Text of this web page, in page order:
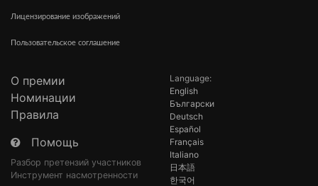
Лицензирование изображений
Пользовательское соглашение
О премии
Номинации
Правила
Помощь
Разбор претензий участников
Инструмент насмотренности
Language:
English
Български
Deutsch
Español
Français
Italiano
日本語
한국어